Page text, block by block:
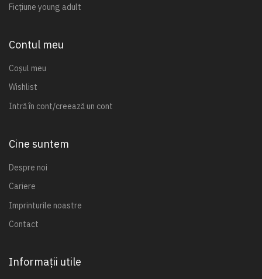
Ficțiune young adult
Contul meu
Coșul meu
Wishlist
Intră în cont/creează un cont
Cine suntem
Despre noi
Cariere
Imprinturile noastre
Contact
Informații utile